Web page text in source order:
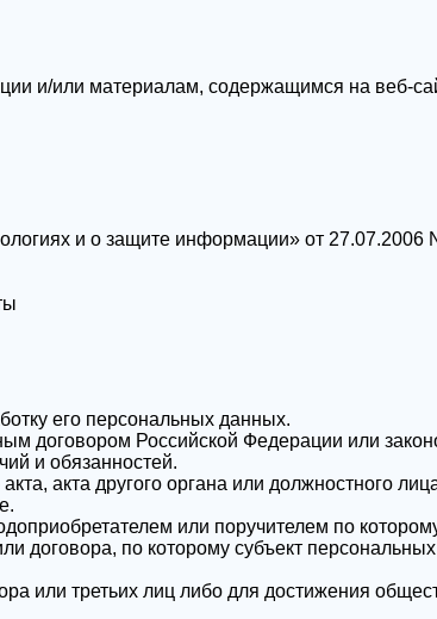
и/или материалам, содержащимся на веб-
и о защите информации» от 27.07.2006
его персональных данных.
договором Российской Федерации или
и обязанностей.
акта другого органа или должностного
или поручителем по
договора, по которому субъект
или третьих лиц либо для достижения